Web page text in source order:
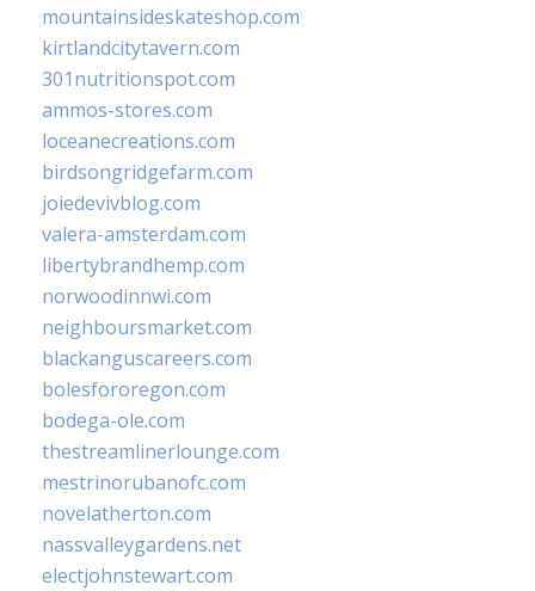
mountainsideskateshop.com
kirtlandcitytavern.com
301nutritionspot.com
ammos-stores.com
loceanecreations.com
birdsongridgefarm.com
joiedevivblog.com
valera-amsterdam.com
libertybrandhemp.com
norwoodinnwi.com
neighboursmarket.com
blackanguscareers.com
bolesfororegon.com
bodega-ole.com
thestreamlinerlounge.com
mestrinorubanofc.com
novelatherton.com
nassvalleygardens.net
electjohnstewart.com